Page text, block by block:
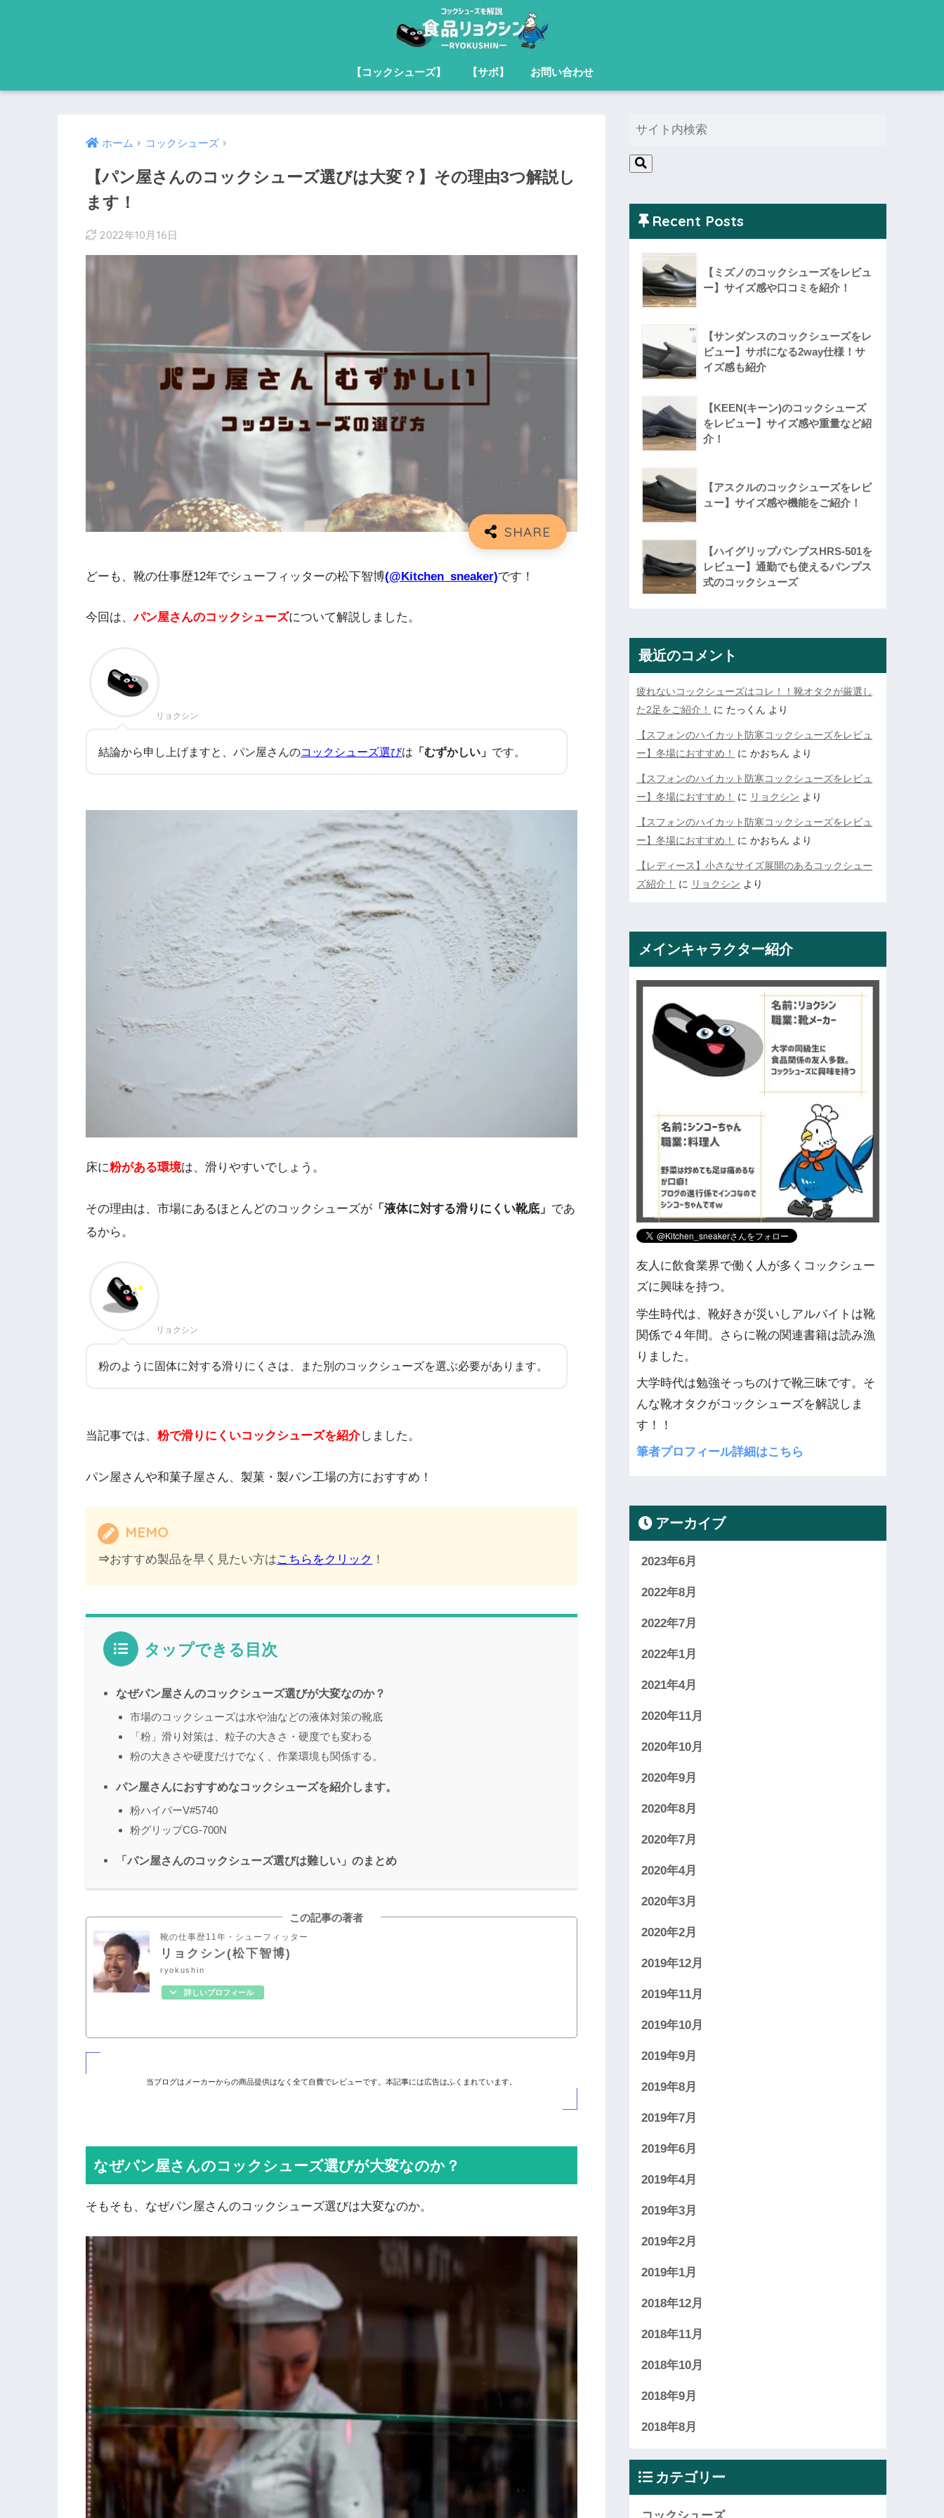
【コックシューズ】 【サボ】 お問い合わせ
ホーム コックシューズ
【パン屋さんのコックシューズ選びは大変？】その理由3つ解説し
ます！
2022年10月16日
どーも、靴の仕事歴12年でシューフィッターの松下智博(@Kitchen_sneaker)です！
今回は、パン屋さんのコックシューズについて解説しました。
リョクシン
結論から申し上げますと、パン屋さんのコックシューズ選びは 「むずかしい」 です。
床に粉がある環境は、滑りやすいでしょう。
その理由は、市場にあるほとんどのコックシューズが 「液体に対する滑りにくい靴底」 であ
るから。
リョクシン
粉のように固体に対する滑りにくさは、また別のコックシューズを選ぶ必要があります。
当記事では、 粉で滑りにくいコックシューズを紹介しました。
パン屋さんや和菓子屋さん、製菓・製パン工場の方におすすめ！
MEMO
⇒おすすめ製品を早く見たい方はこちらをクリック ！
タップできる目次
なぜパン屋さんのコックシューズ選びが大変なのか？
市場のコックシューズは水や油などの液体対策の靴底
「粉」滑り対策は、粒子の大きさ・硬度でも変わる
粉の大きさや硬度だけでなく、作業環境も関係する。
パン屋さんにおすすめなコックシューズを紹介します。
粉ハイパーV#5740
粉グリップCG-700N
「パン屋さんのコックシューズ選びは難しい」のまとめ
この記事の著者
靴の仕事歴11年・シューフィッター
リョクシン(松下智博)
ryokushin
詳しいプロフィール
当ブログはメーカーからの商品提供はなく全て自費でレビューです。本記事には広告はふくまれています。
なぜパン屋さんのコックシューズ選びが大変なのか？
そもそも、なぜパン屋さんのコックシューズ選びは大変なのか。
Recent Posts
【ミズノのコックシューズをレビュ
ー】サイズ感や口コミを紹介！
【サンダンスのコックシューズをレ
ビュー】サボになる2way仕様！サ
イズ感も紹介
【KEEN(キーン)のコックシューズ
をレビュー】サイズ感や重量など紹
介！
【アスクルのコックシューズをレビ
ュー】サイズ感や機能をご紹介！
【ハイグリップパンプスHRS-501を
レビュー】通勤でも使えるパンプス
式のコックシューズ
最近のコメント
疲れないコックシューズはコレ！！靴オタクが厳選し
た2足をご紹介！
に たっくん より
【スフォンのハイカット防寒コックシューズをレビュ
ー】冬場におすすめ！
にかおちん より
【スフォンのハイカット防寒コックシューズをレビュ
ー】冬場におすすめ！
に リョクシン より
【スフォンのハイカット防寒コックシューズをレビュ
ー】冬場におすすめ！
にかおちん より
【レディース】小さなサイズ展開のあるコックシュー
ズ紹介！
に リョクシン より
メインキャラクター紹介
友人に飲食業界で働く人が多くコックシュー
ズに興味を持つ。
学生時代は、靴好きが災いしアルバイトは靴
関係で４年間。さらに靴の関連書籍は読み漁
りました。
大学時代は勉強そっちのけで靴三昧です。そ
んな靴オタクがコックシューズを解説しま
す！！
筆者プロフィール詳細はこちら
アーカイブ
2023年6月
2022年8月
2022年7月
2022年1月
2021年4月
2020年11月
2020年10月
2020年9月
2020年8月
2020年7月
2020年4月
2020年3月
2020年2月
2019年12月
2019年11月
2019年10月
2019年9月
2019年8月
2019年7月
2019年6月
2019年4月
2019年3月
2019年2月
2019年1月
2018年12月
2018年11月
2018年10月
2018年9月
2018年8月
カテゴリー